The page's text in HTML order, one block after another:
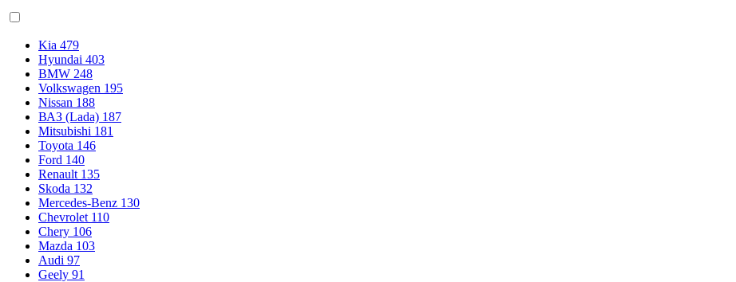
Kia 479
Hyundai 403
BMW 248
Volkswagen 195
Nissan 188
ВАЗ (Lada) 187
Mitsubishi 181
Toyota 146
Ford 140
Renault 135
Skoda 132
Mercedes-Benz 130
Chevrolet 110
Chery 106
Mazda 103
Audi 97
Geely 91